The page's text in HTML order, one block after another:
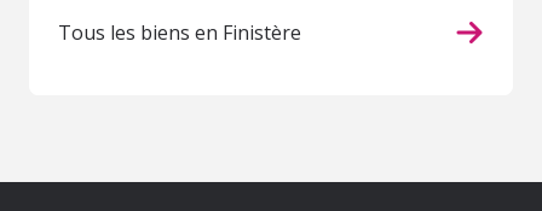
Tous les biens en Finistère